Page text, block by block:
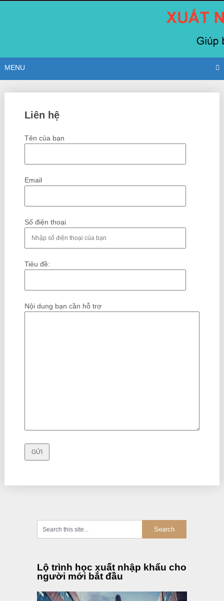
MENU
Liên hệ
Tên của bạn
Email
Số điện thoại
Tiêu đề:
Nội dung bạn cần hỗ trợ
Lộ trình học xuất nhập khẩu cho
người mới bắt đầu